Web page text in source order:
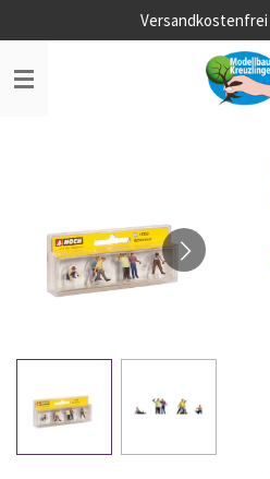
Hauptinhalt
springen
Versandkostenfrei